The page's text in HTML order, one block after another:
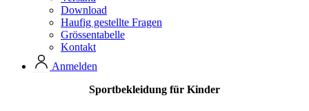
Anmelden
Sportbekleidung für Kinder
Wir entwerfen und entwickeln Kinder-Sportbekleidung mit
Qualität für kleine Sportlerinnen und Sportler. Entdecke unser